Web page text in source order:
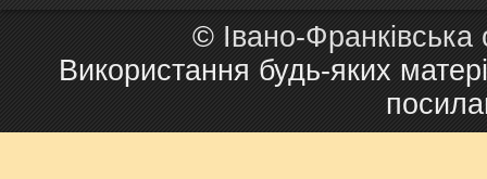
© Івано-
Використання будь-яких